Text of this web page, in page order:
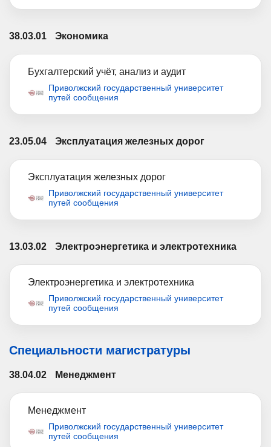
38.03.01 Экономика
Бухгалтерский учёт, анализ и аудит
Приволжский государственный университет
путей сообщения
23.05.04 Эксплуатация железных дорог
Эксплуатация железных дорог
Приволжский государственный университет
путей сообщения
13.03.02 Электроэнергетика и электротехника
Электроэнергетика и электротехника
Приволжский государственный университет
путей сообщения
Специальности магистратуры
38.04.02 Менеджмент
Менеджмент
Приволжский государственный университет
путей сообщения